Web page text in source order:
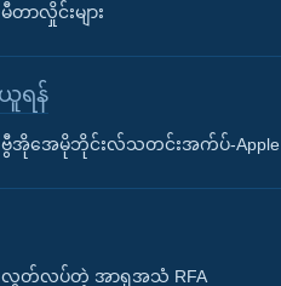
မီတာလှိုင်းများ
ရန်
ဗွီအိုအေမိုဘိုင်းလ်သတင်းအက်ပ်-Apple
လွတ်လပ်တဲ့ အာရှအသံ RFA